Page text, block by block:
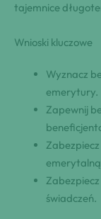
tajemnice
Wnioski kluczowe
Wyznacz
emerytury.
Zapewnij
świadczeń.